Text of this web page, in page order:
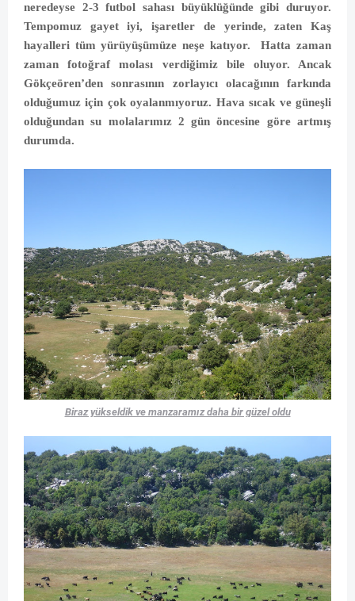
neredeyse 2-3 futbol sahası büyüklüğünde gibi duruyor.
Tempomuz gayet iyi, işaretler de yerinde, zaten Kaş
hayalleri tüm yürüyüşümüze neşe katıyor.
Hatta zaman
zaman fotoğraf molası verdiğimiz bile oluyor. Ancak
Gökçeören’den sonrasının zorlayıcı olacağının farkında
olduğumuz için çok oyalanmıyoruz. Hava sıcak ve güneşli
olduğundan su molalarımız 2 gün öncesine göre artmış
durumda.
Biraz yükseldik ve manzaramız daha bir güzel oldu